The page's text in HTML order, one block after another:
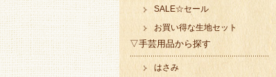
SALE☆セール
お買い得な生地セット
▽手芸用品から探す
はさみ